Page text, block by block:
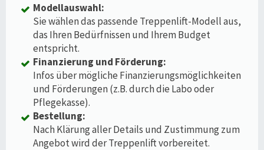
Modellauswahl:
Sie wählen das passende Treppenlift-Modell aus,
das Ihren Bedürfnissen und Ihrem Budget
entspricht.
Finanzierung und Förderung:
Infos über mögliche Finanzierungsmöglichkeiten
und Förderungen (z.B. durch die Labo oder
Pflegekasse).
Bestellung:
Nach Klärung aller Details und Zustimmung zum
Angebot wird der Treppenlift vorbereitet.